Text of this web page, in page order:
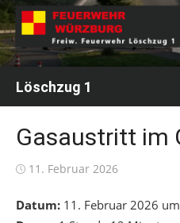
Skip
to
content
Löschzug 1
Gasaustritt im
Posted
11. Februar 2026
Datum: 11. Februar 2026